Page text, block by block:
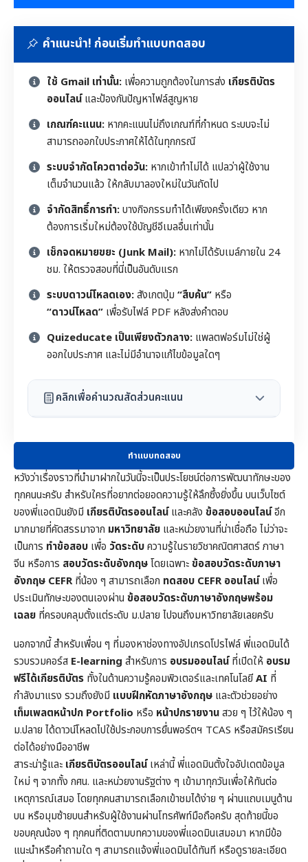
คำแนะนำ! ก่อนเริ่มทำแบบทดสอบ
ใช้ Gmail เท่านั้น: เพื่อความถูกต้องในการส่ง เกียรติบัตร
ออนไลน์และป้องกันปัญหาไฟล์สูญหาย
เกณฑ์คะแนน: หากคะแนนไม่ถึงเกณฑ์ที่กำหนด ระบบจะไม่
สามารถออกใบประกาศให้ได้ในทุกกรณี
ระบบจำกัดโควตาต่อวัน: หากเข้าทำไม่ได้ แปลว่าผู้ใช้งาน
เต็มจำนวนแล้ว ให้กลับมาลองใหม่ในวันถัดไป
จำกัดสิทธิ์การทำ:บางกิจกรรมทำได้เพียงครั้งเดียว หาก
ต้องการเริ่มใหม่ต้องใช้บัญชีอีเมลอื่นเท่านั้น
เช็กจดหมายขยะ (Junk Mail): หากไม่ได้รับเมล์ภายใน 24
ชม. ให้ตรวจสอบที่นี่เป็นอันดับแรก
ระบบดาวน์โหลดเอง:สังเกตปุ่ม “สืบค้น” หรือ
“ดาวน์โหลด” เพื่อรับไฟล์ PDF หลังส่งคำตอบ
Quizeducate เป็นเพียงตัวกลาง: แพลตฟอร์มไม่ใช่ผู้
ออกใบประกาศ และไม่มีอำนาจแก้ไขข้อมูลใดๆ
คลิกเพื่อคำนวณสัดส่วนคะแนน
ทำแบบทดสอบ
หวังว่าเรื่องราวที่นำมาฝากในวันนี้จะเป็นประโยชน์ต่อการพัฒนาทักษะของ
ทุกคนนะครับ สำหรับใครที่อยากต่อยอดความรู้ให้ลึกซึ้งยิ่งขึ้น บนเว็บไซต์
ของพี่แอดมินยังมี เกียรติบัตรออนไลน์และคลัง ข้อสอบออนไลน์อีก
มากมายที่คัดสรรมาจาก มหาวิทยาลัย และหน่วยงานที่น่าเชื่อถือ ไม่ว่าจะ
เป็นการ ทำข้อสอบ เพื่อ วัดระดับความรู้ในรายวิชาคณิตศาสตร์ภาษา
จีน หรือการ สอบวัดระดับอังกฤษโดยเฉพาะข้อสอบวัดระดับภาษา
อังกฤษ CEFRที่น้อง ๆ สามารถเลือก ทดสอบ CEFR ออนไลน์เพื่อ
ประเมินทักษะของตนเองผ่าน ข้อสอบวัดระดับภาษาอังกฤษพร้อม
เฉลย ที่ครอบคลุมตั้งแต่ระดับ ม.ปลาย ไปจนถึงมหาวิทยาลัยเลยครับ
นอกจากนี้ สำหรับเพื่อน ๆ ที่มองหาช่องทางอัปเกรดโปรไฟล์ พี่แอดมินได้
รวบรวมคอร์ส E-learning สำหรับการ อบรมออนไลน์ที่เปิดให้ อบรม
ฟรีได้เกียรติบัตร ทั้งในด้านความรู้คอมพิวเตอร์และเทคโนโลยีAI ที่
กำลังมาแรง รวมถึงยังมี แบบฝึกหัดภาษาอังกฤษ และตัวช่วยอย่าง
เท็มเพลตหน้าปก Portfolio หรือ หน้าปกรายงานสวย ๆ ไว้ให้น้อง ๆ
ม.ปลาย ได้ดาวน์โหลดไปใช้ประกอบการยื่นพอร์ตฯ TCAS หรือสมัครเรียน
ต่อได้อย่างมืออาชีพ
สาระน่ารู้และ เกียรติบัตรออนไลน์เหล่านี้ พี่แอดมินตั้งใจอัปเดตข้อมูล
ใหม่ ๆ จากทั้ง กศน. และหน่วยงานรัฐต่าง ๆ เข้ามาทุกวันเพื่อให้ทันต่อ
เหตุการณ์เสมอ โดยทุกคนสามารถเลือกเข้าชมได้ง่าย ๆ ผ่านแถบเมนูด้าน
บน หรือมุมซ้ายบนสำหรับผู้ใช้งานผ่านโทรศัพท์มือถือครับ สุดท้ายนี้ขอ
ขอบคุณน้อง ๆ ทุกคนที่ติดตามบทความของพี่แอดมินเสมอมา หากมีข้อ
แนะนำหรือคำถามใด ๆ สามารถแจ้งพี่แอดมินได้ทันที หรือดูรายละเอียด